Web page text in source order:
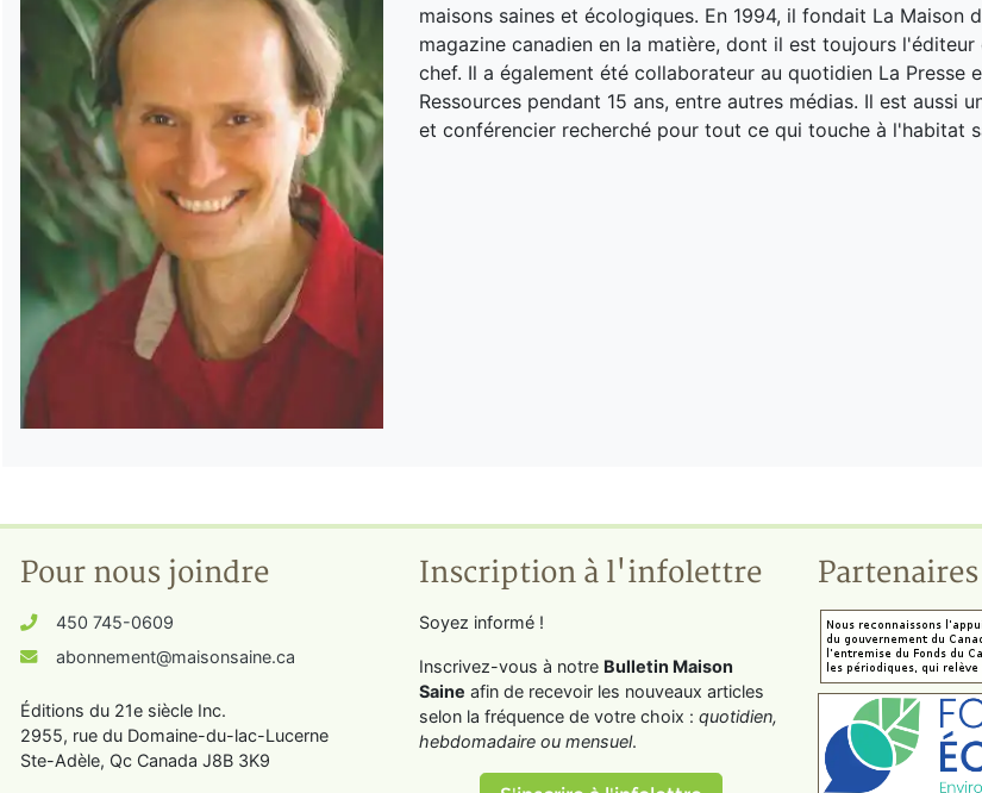
maisons saines et écologiques. En 1994, il fondait La Maison
magazine canadien en la matière, dont il est toujours
chef. Il a également été collaborateur au quotidien La Presse
Ressources pendant 15 ans, entre autres médias. Il est aussi
et conférencier recherché pour tout ce qui touche à l'habitat
Pour nous joindre
450 745-0609
abonnement@maisonsaine.ca
Éditions du 21e siècle Inc.
2955, rue du Domaine-du-lac-Lucerne
Ste-Adèle, Qc Canada J8B 3K9
Inscription à l'infolettre
Soyez informé !
Inscrivez-vous à notre Bulletin Maison
Saine afin de recevoir les nouveaux articles
selon la fréquence de votre choix : quotidien,
hebdomadaire ou mensuel.
Partenaires